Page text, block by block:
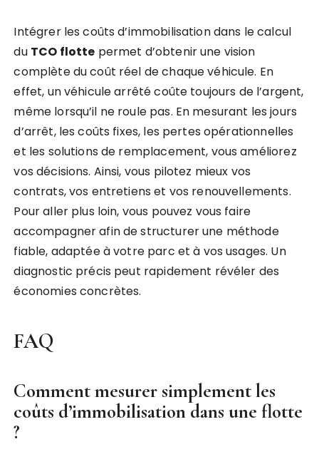
Intégrer les coûts d’immobilisation dans le calcul
du TCO flotte permet d’obtenir une vision
complète du coût réel de chaque véhicule. En
effet, un véhicule arrêté coûte toujours de l’argent,
même lorsqu’il ne roule pas. En mesurant les jours
d’arrêt, les coûts fixes, les pertes opérationnelles
et les solutions de remplacement, vous améliorez
vos décisions. Ainsi, vous pilotez mieux vos
contrats, vos entretiens et vos renouvellements.
Pour aller plus loin, vous pouvez vous faire
accompagner afin de structurer une méthode
fiable, adaptée à votre parc et à vos usages. Un
diagnostic précis peut rapidement révéler des
économies concrètes.
FAQ
Comment mesurer simplement les
coûts d’immobilisation dans une flotte
?